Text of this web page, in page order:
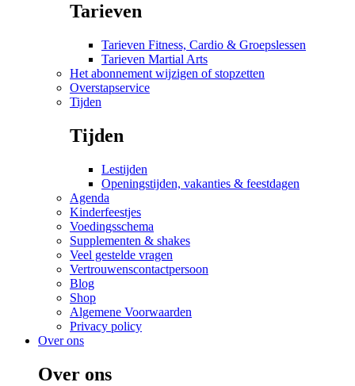
Tarieven
Tarieven Fitness, Cardio & Groepslessen
Tarieven Martial Arts
Het abonnement wijzigen of stopzetten
Overstapservice
Tijden
Tijden
Lestijden
Openingstijden, vakanties & feestdagen
Agenda
Kinderfeestjes
Voedingsschema
Supplementen & shakes
Veel gestelde vragen
Vertrouwenscontactpersoon
Blog
Shop
Algemene Voorwaarden
Privacy policy
Over ons
Over ons